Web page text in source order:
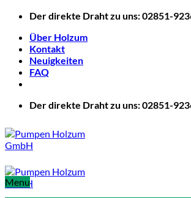
Zum
springen
Der direkte Draht zu uns: 02851-
Über Holzum
Kontakt
Neuigkeiten
FAQ
Der direkte Draht zu uns: 02851-
Menu